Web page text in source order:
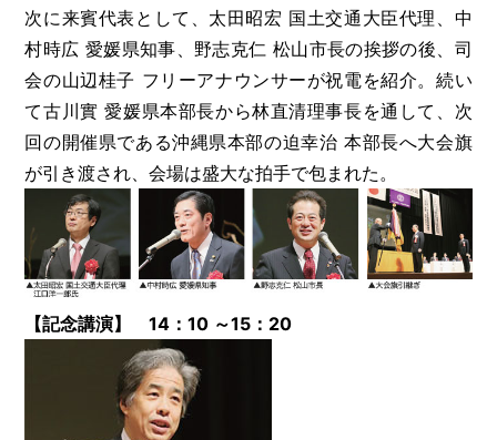
次に来賓代表として、太田昭宏 国土交通大臣代理、中
村時広 愛媛県知事、野志克仁 松山市長の挨拶の後、司
会の山辺桂子 フリーアナウンサーが祝電を紹介。続い
て古川實 愛媛県本部長から林直清理事長を通して、次
回の開催県である沖縄県本部の迫幸治 本部長へ大会旗
が引き渡され、会場は盛大な拍手で包まれた。
【記念講演】 14：10 ～15：20